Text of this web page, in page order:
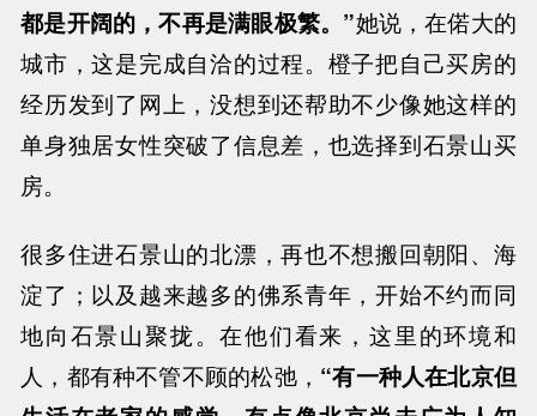
都是开阔的，不再是满眼极繁。”她说，在偌大的
城市，这是完成自洽的过程。橙子把自己买房的
经历发到了网上，没想到还帮助不少像她这样的
单身独居女性突破了信息差，也选择到石景山买
房。
很多住进石景山的北漂，再也不想搬回朝阳、海
淀了；以及越来越多的佛系青年，开始不约而同
地向石景山聚拢。在他们看来，这里的环境和
人，都有种不管不顾的松弛， “有一种人在北京但